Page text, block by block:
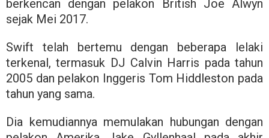
berkencan dengan pelakon British Joe Alwyn
sejak Mei 2017.
Swift telah bertemu dengan beberapa lelaki
terkenal, termasuk DJ Calvin Harris pada tahun
2005 dan pelakon Inggeris Tom Hiddleston pada
tahun yang sama.
Dia kemudiannya memulakan hubungan dengan